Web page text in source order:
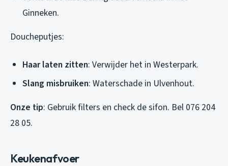
Ginneken.
Doucheputjes:
Haar laten zitten: Verwijder het in Westerpark.
Slang misbruiken: Waterschade in Ulvenhout.
Onze tip: Gebruik filters en check de sifon. Bel 076 204
28 05.
Keukenafvoer